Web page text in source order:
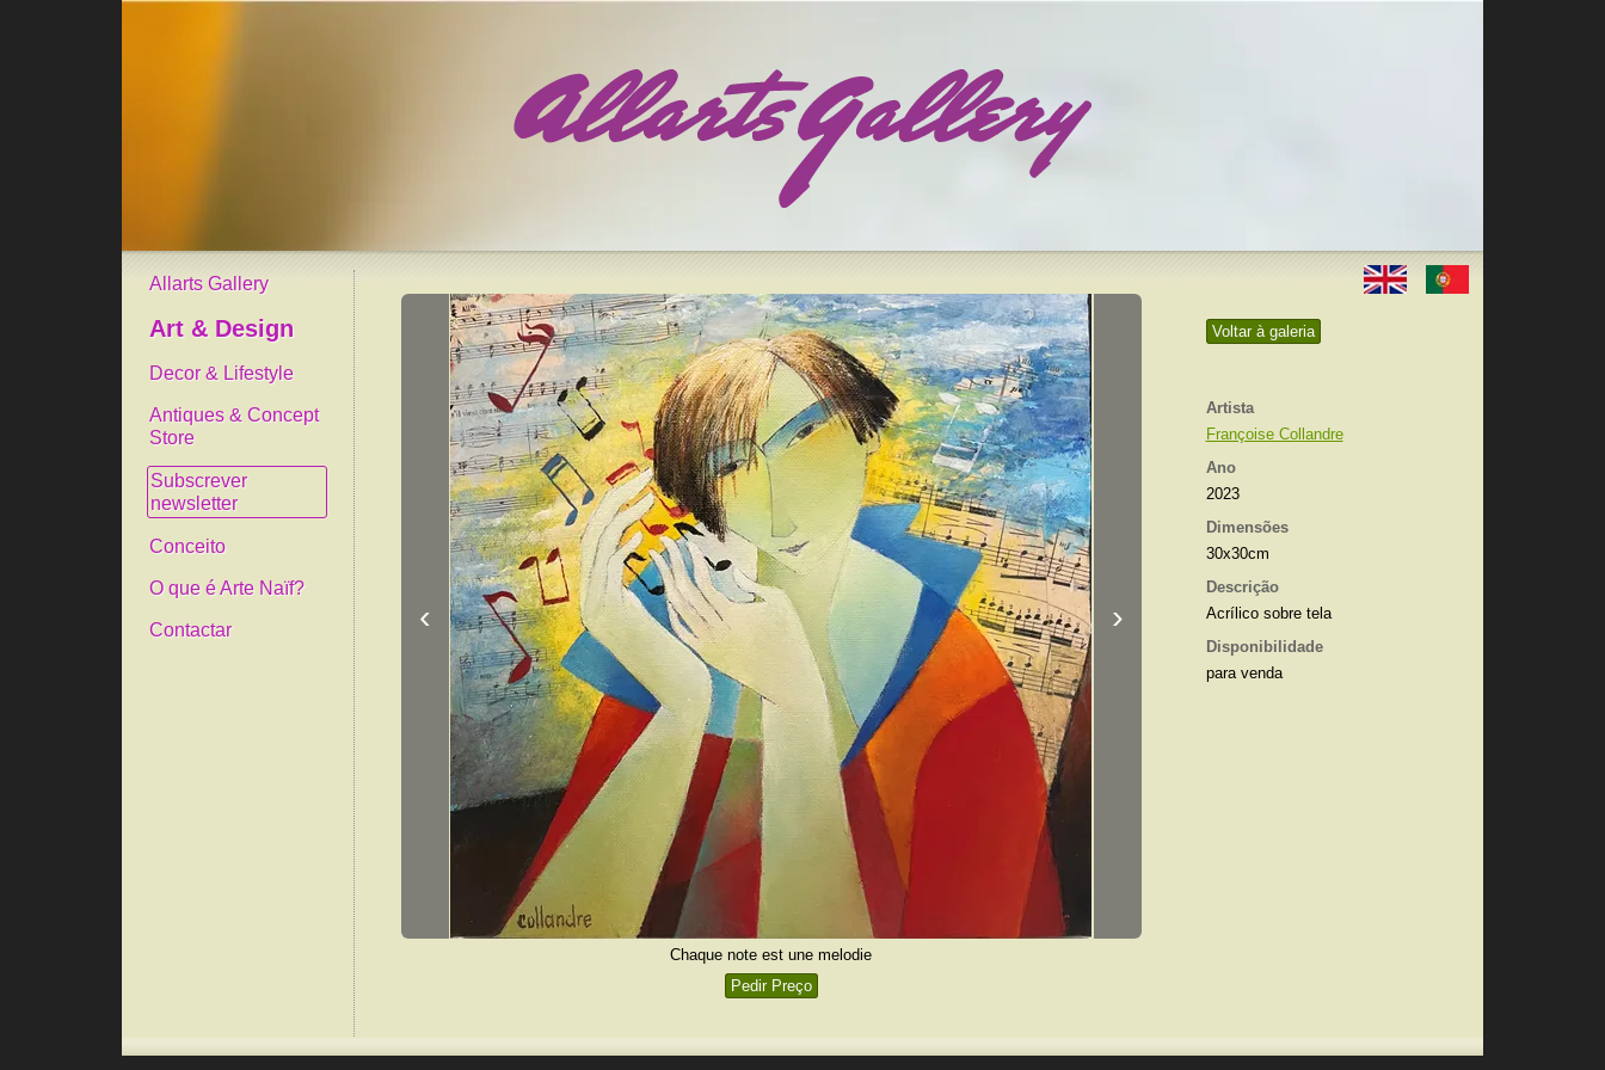
Allarts Gallery
Art & Design
Decor & Lifestyle
Antiques & Concept
Store
Subscrever
newsletter
Conceito
O que é Arte Naïf?
Contactar
Voltar à galeria
Artista
Françoise Collandre
Ano
2023
Dimensões
30x30cm
Descrição
Acrílico sobre tela
Disponibilidade
para venda
‹ ›
Chaque note est une melodie
Pedir Preço